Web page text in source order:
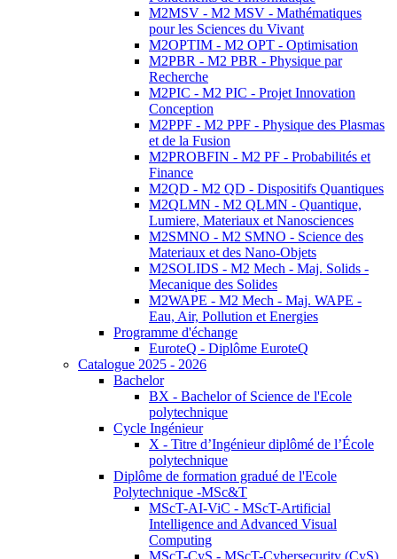
M2MSV - M2 MSV - Mathématiques
pour les Sciences du Vivant
M2OPTIM - M2 OPT - Optimisation
M2PBR - M2 PBR - Physique par
Recherche
M2PIC - M2 PIC - Projet Innovation
Conception
M2PPF - M2 PPF - Physique des Plasmas
et de la Fusion
M2PROBFIN - M2 PF - Probabilités et
Finance
M2QD - M2 QD - Dispositifs Quantiques
M2QLMN - M2 QLMN - Quantique,
Lumiere, Materiaux et Nanosciences
M2SMNO - M2 SMNO - Science des
Materiaux et des Nano-Objets
M2SOLIDS - M2 Mech - Maj. Solids -
Mecanique des Solides
M2WAPE - M2 Mech - Maj. WAPE -
Eau, Air, Pollution et Energies
Programme d'échange
EuroteQ - Diplôme EuroteQ
Catalogue 2025 - 2026
Bachelor
BX - Bachelor of Science de l'Ecole
polytechnique
Cycle Ingénieur
X - Titre d’Ingénieur diplômé de l’École
polytechnique
Diplôme de formation gradué de l'Ecole
Polytechnique -MSc&T
MScT-AI-ViC - MScT-Artificial
Intelligence and Advanced Visual
Computing
MScT-CyS - MScT-Cybersecurity (CyS)